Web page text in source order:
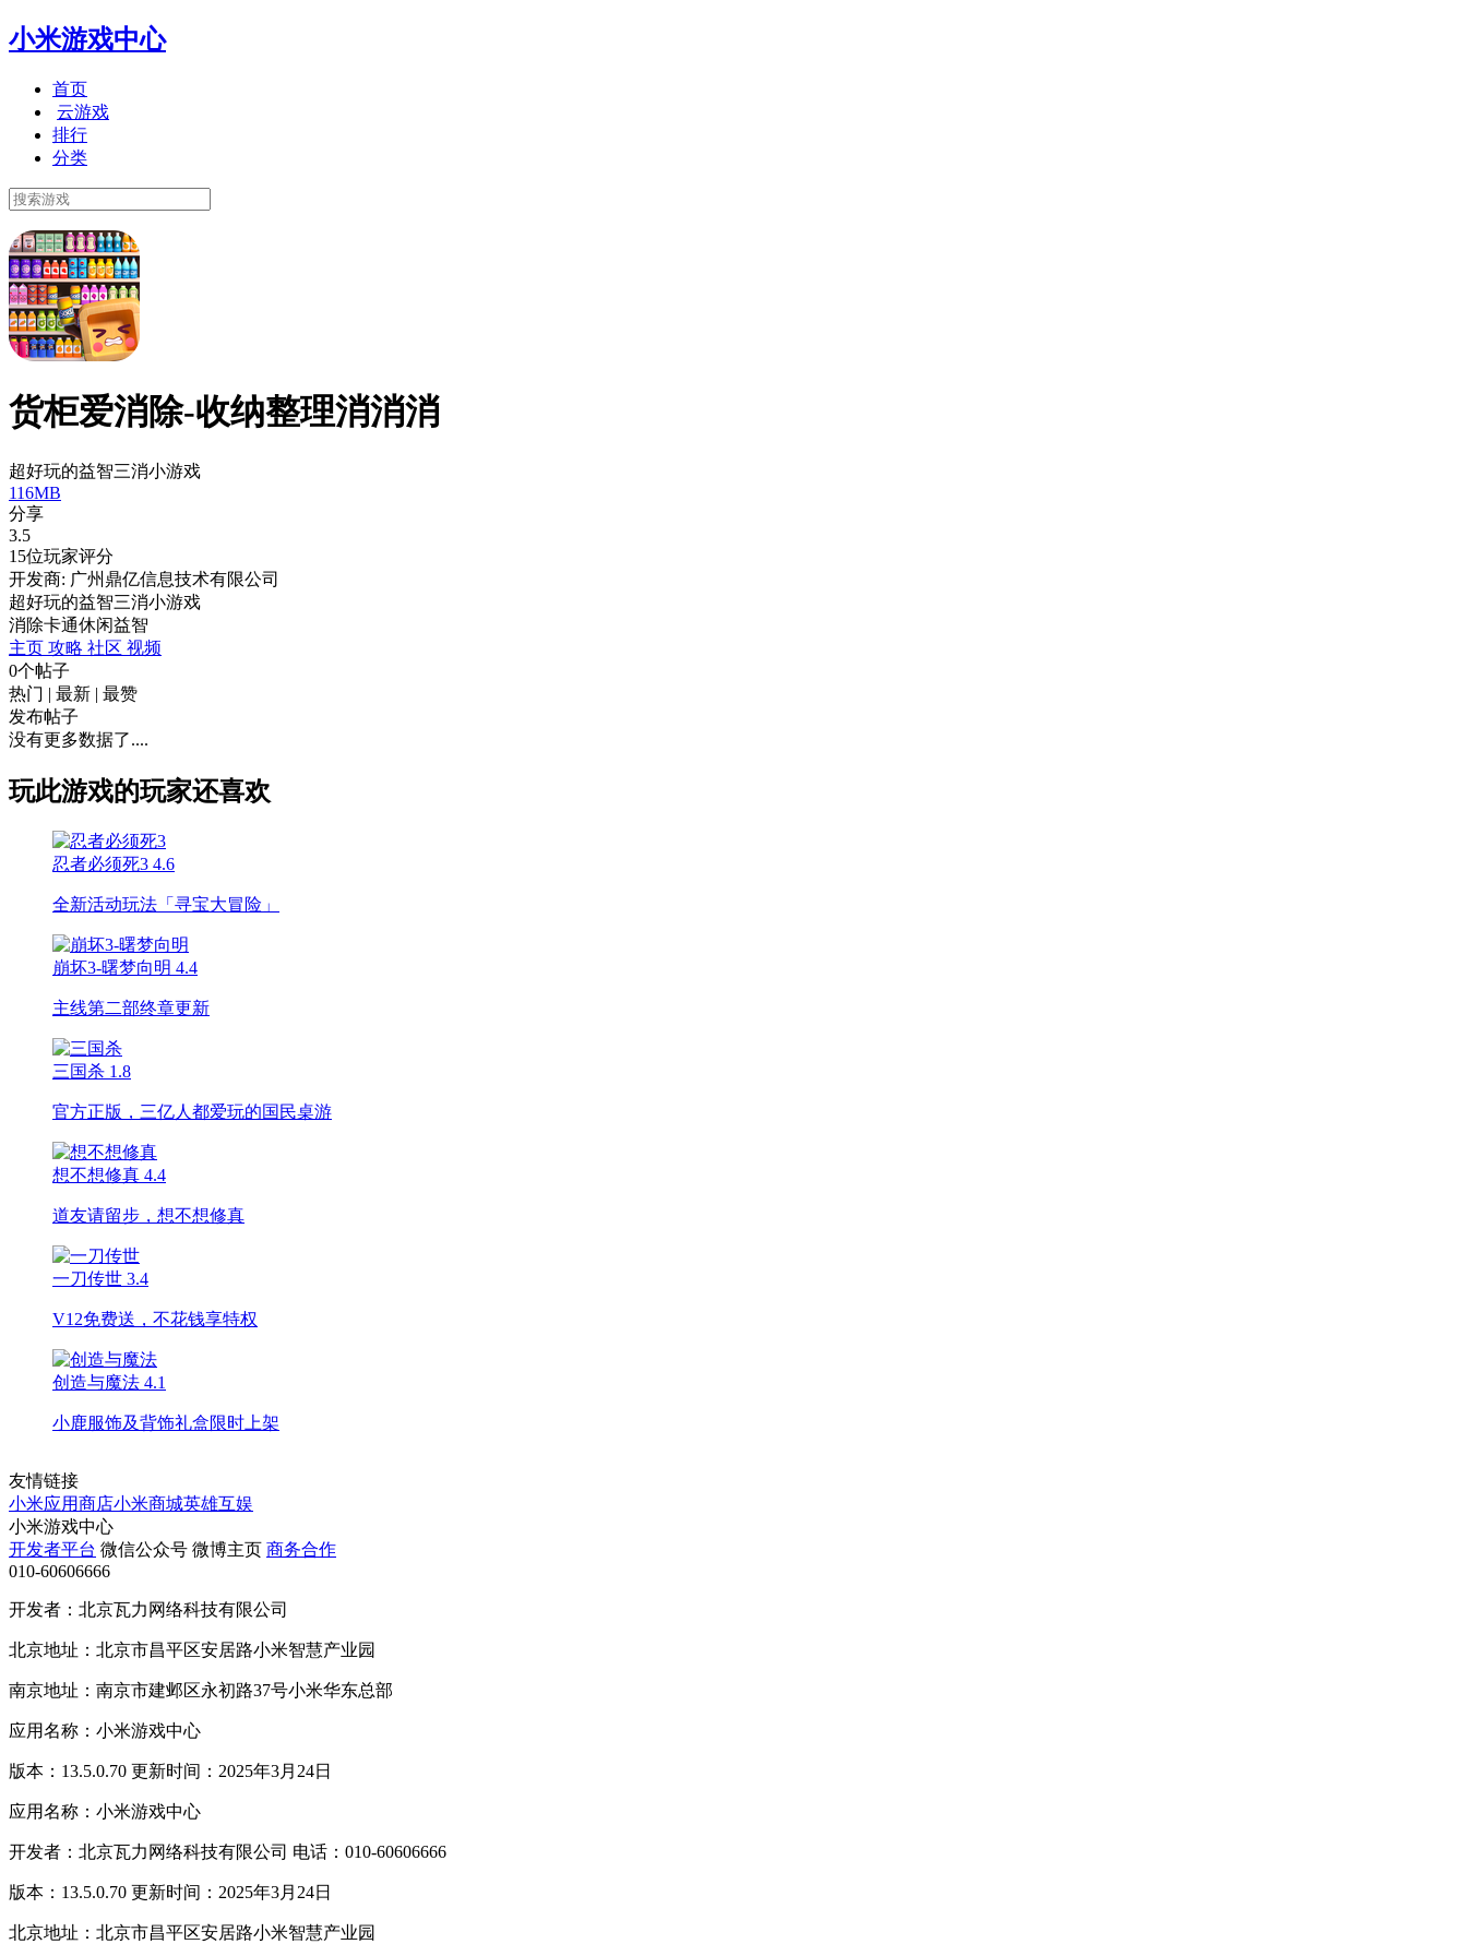
小米游戏中心
首页
云游戏
排行
分类
货柜爱消除-收纳整理消消消
超好玩的益智三消小游戏
116MB
分享
3.5
15位玩家评分
开发商: 广州鼎亿信息技术有限公司
超好玩的益智三消小游戏
消除卡通休闲益智
主页 攻略 社区 视频
0个帖子
热门 | 最新 | 最赞
发布帖子
没有更多数据了....
玩此游戏的玩家还喜欢
忍者必须死3 4.6
全新活动玩法「寻宝大冒险」
崩坏3-曙梦向明 4.4
主线第二部终章更新
三国杀 1.8
官方正版，三亿人都爱玩的国民桌游
想不想修真 4.4
道友请留步，想不想修真
一刀传世 3.4
V12免费送，不花钱享特权
创造与魔法 4.1
小鹿服饰及背饰礼盒限时上架
友情链接
小米应用商店小米商城英雄互娱
小米游戏中心
开发者平台 微信公众号 微博主页 商务合作
010-60606666
开发者：北京瓦力网络科技有限公司
北京地址：北京市昌平区安居路小米智慧产业园
南京地址：南京市建邺区永初路37号小米华东总部
应用名称：小米游戏中心
版本：13.5.0.70 更新时间：2025年3月24日
应用名称：小米游戏中心
开发者：北京瓦力网络科技有限公司 电话：010-60606666
版本：13.5.0.70 更新时间：2025年3月24日
北京地址：北京市昌平区安居路小米智慧产业园